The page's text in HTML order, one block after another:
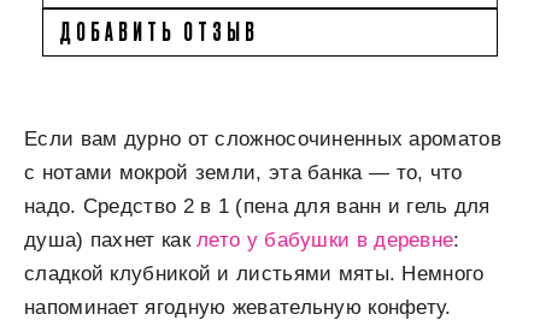
ДОБАВИТЬ ОТЗЫВ
Если вам дурно от сложносочиненных ароматов
с нотами мокрой земли, эта банка — то, что
надо. Средство 2 в 1 (пена для ванн и гель для
душа) пахнет каклето у бабушки в деревне:
сладкой клубникой и листьями мяты. Немного
напоминает ягодную жевательную конфету.